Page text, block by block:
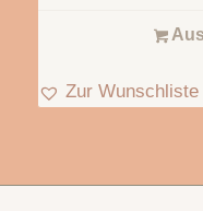
Zur Wunschliste